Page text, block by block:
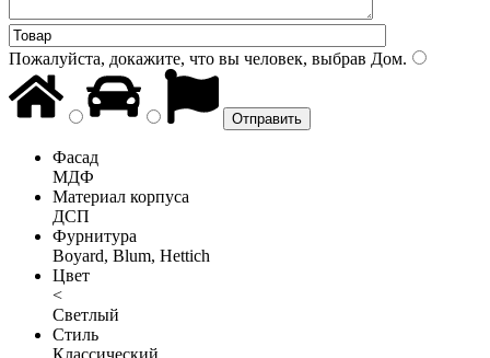
Пожалуйста, докажите, что вы человек, выбрав Дом.
Фасад
МДФ
Материал корпуса
ДСП
Фурнитура
Boyard, Blum, Hettich
Цвет
<
Светлый
Стиль
Классический